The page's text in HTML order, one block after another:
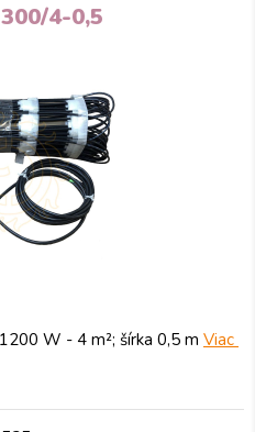
4-0,5
W - 4 m²; šírka 0,5 m Viac